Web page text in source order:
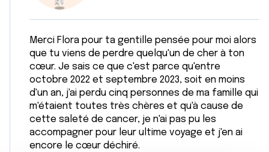
Merci Flora pour ta gentille pensée pour moi alors
que tu viens de perdre quelqu'un de cher à ton
cœur. Je sais ce que c'est parce qu'entre
octobre 2022 et septembre 2023, soit en moins
d'un an, j'ai perdu cinq personnes de ma famille qui
m'étaient toutes très chères et qu'à cause de
cette saleté de cancer, je n'ai pas pu les
accompagner pour leur ultime voyage et j'en ai
encore le cœur déchiré.